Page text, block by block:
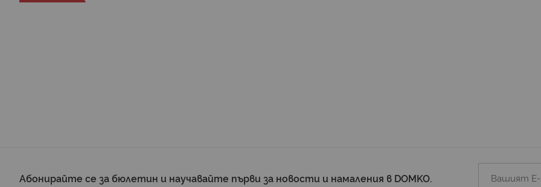
Абонирайте се за бюлетин и научавайте първи за новости и намаления в DOMKO.